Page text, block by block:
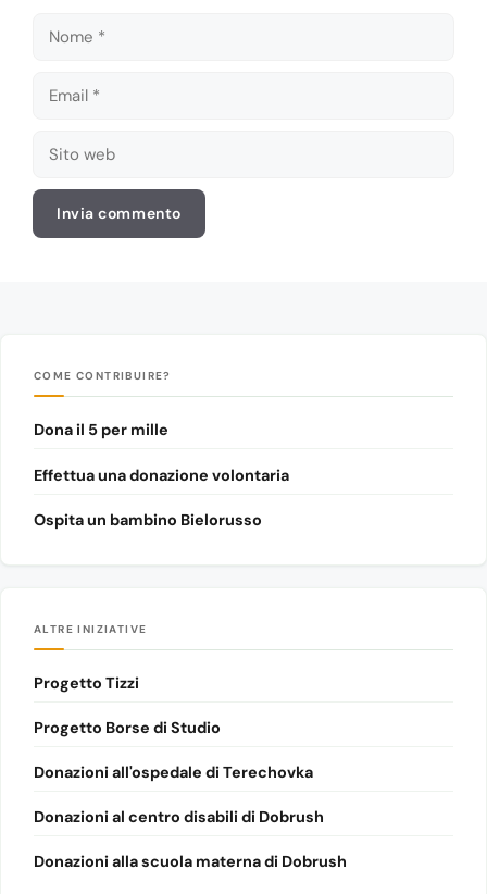
Nome
Email
Sito
COME CONTRIBUIRE?
Dona il 5 per mille
Effettua una donazione volontaria
Ospita un bambino Bielorusso
ALTRE INIZIATIVE
Progetto Tizzi
Progetto Borse di Studio
Donazioni all'ospedale di Terechovka
Donazioni al centro disabili di Dobrush
Donazioni alla scuola materna di Dobrush